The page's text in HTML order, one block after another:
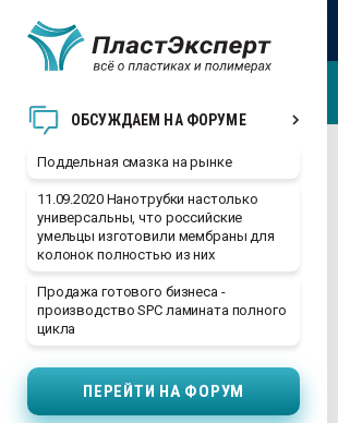
ОБСУЖДАЕМ НА ФОРУМЕ
Поддельная смазка на рынке
11.09.2020 Нанотрубки настолько
универсальны, что российские
умельцы изготовили мембраны для
колонок полностью из них
Продажа готового бизнеса -
производство SPC ламината полного
цикла
ПЕРЕЙТИ НА ФОРУМ